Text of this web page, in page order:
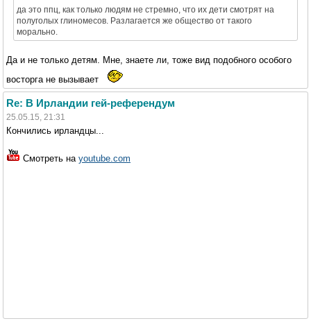
да это ппц, как только людям не стремно, что их дети смотрят на
полуголых глиномесов. Разлагается же общество от такого
морально.
Да и не только детям. Мне, знаете ли, тоже вид подобного особого
восторга не вызывает
Re: В Ирландии гей-референдум
25.05.15, 21:31
Кончились ирландцы...
Смотреть на youtube.com